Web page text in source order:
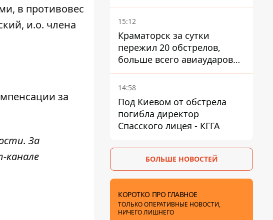
в противовес
и.о. члена
за
За
канале
15:12
Краматорск за сутки
пережил 20 обстрелов,
больше всего авиаударов
КАБ-250
14:58
Под Киевом от обстрела
погибла директор
Спасского лицея - КГГА
БОЛЬШЕ НОВОСТЕЙ
КОРОТКО ПРО ГЛАВНОЕ
ТОЛЬКО ОПЕРАТИВНЫЕ НОВОСТИ,
НИЧЕГО ЛИШНЕГО